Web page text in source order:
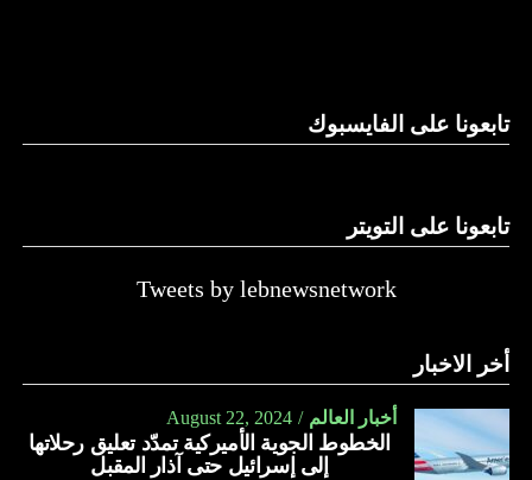
النهار
تابعونا على الفايسبوك
تابعونا على التويتر
Tweets by lebnewsnetwork
أخر الاخبار
أخبار العالم August 22, 2024
الخطوط الجوية الأميركية تمدّد تعليق رحلاتها
إلى إسرائيل حتى آذار المقبل